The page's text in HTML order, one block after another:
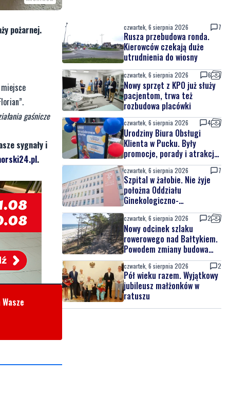
pożarnej.
gaśnicze
sygnały i
.
czwartek, 6 sierpnia 2026 7
Rusza przebudowa ronda.
Kierowców czekają duże
utrudnienia do wiosny
czwartek, 6 sierpnia 2026 6
Nowy sprzęt z KPO już służy
pacjentom, trwa też
rozbudowa placówki
czwartek, 6 sierpnia 2026 4
Urodziny Biura Obsługi
Klienta w Pucku. Były
promocje, porady i atrakcje
dla najmłodszych
czwartek, 6 sierpnia 2026 7
Szpital w żałobie. Nie żyje
położna Oddziału
Ginekologiczno-
Położniczego
czwartek, 6 sierpnia 2026 2
Nowy odcinek szlaku
rowerowego nad Bałtykiem.
Powodem zmiany budowa
elektrowni jądrowej
czwartek, 6 sierpnia 2026 2
Pół wieku razem. Wyjątkowy
jubileusz małżonków w
ratuszu